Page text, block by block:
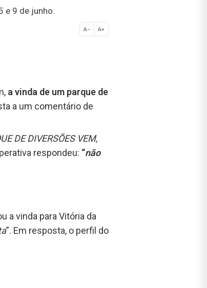
e 9 de junho.
A− A+
Normal
a vinda de um parque de
a um comentário de
DE DIVERSÕES VEM,
respondeu: “não
a vinda para Vitória da
”. Em resposta, o perfil do